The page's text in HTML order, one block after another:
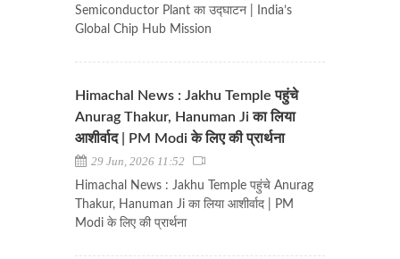
Semiconductor Plant का उद्घाटन | India’s
Global Chip Hub Mission
Himachal News : Jakhu Temple पहुंचे
Anurag Thakur, Hanuman Ji का लिया
आशीर्वाद | PM Modi के लिए की प्रार्थना
29 Jun, 2026 11:52
Himachal News : Jakhu Temple पहुंचे Anurag
Thakur, Hanuman Ji का लिया आशीर्वाद | PM
Modi के लिए की प्रार्थना